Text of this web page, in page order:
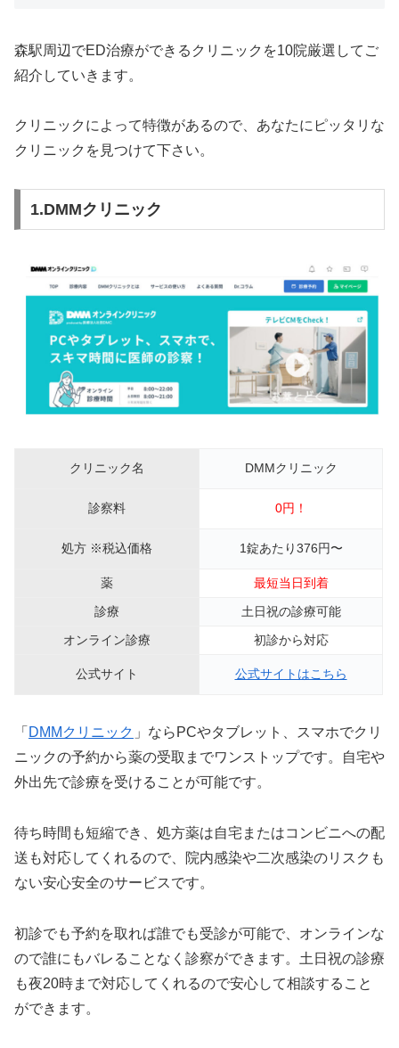
森駅周辺でED治療ができるクリニックを10院厳選してご
紹介していきます。
クリニックによって特徴があるので、あなたにピッタリな
クリニックを見つけて下さい。
1.DMMクリニック
クリニック名 DMMクリニック
診察料 0円！
処方 ※税込価格 1錠あたり376円〜
薬
最短当日到着
診療
土日祝の診療可能
オンライン診療
初診から対応
公式サイト 公式サイトはこちら
「 DMMクリニック 」ならPCやタブレット、スマホでクリ
ニックの予約から薬の受取までワンストップです。自宅や
外出先で診療を受けることが可能です。
待ち時間も短縮でき、処方薬は自宅またはコンビニへの配
送も対応してくれるので、院内感染や二次感染のリスクも
ない安心安全のサービスです。
初診でも予約を取れば誰でも受診が可能で、オンラインな
ので誰にもバレることなく診察ができます。土日祝の診療
も夜20時まで対応してくれるので安心して相談すること
ができます。